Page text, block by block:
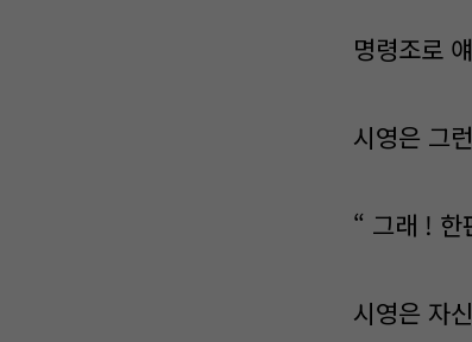
명령조로
시영은 그
“ 그래 ! 한
시영은 자